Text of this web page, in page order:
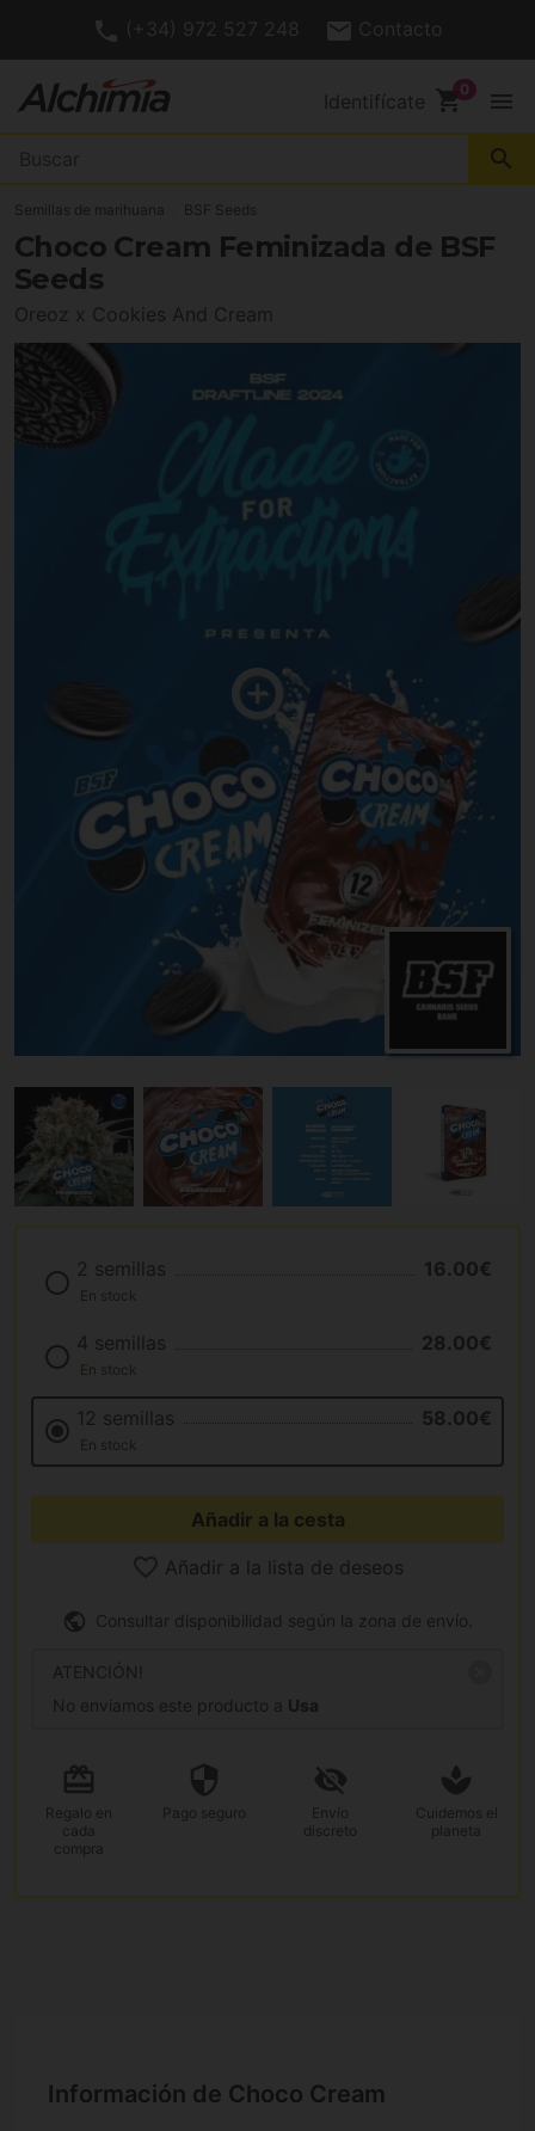
(+34) 972 527 248 Contacto
Identifícate shopping_cart menu
search
Semillas de marihuana BSF Seeds
Choco Cream Feminizada de BSF
Seeds
Oreoz x Cookies And Cream
2 semillas 16.00€
En stock
4 semillas 28.00€
En stock
12 semillas 58.00€
En stock
Añadir a la cesta
Añadir a la lista de deseos
Consultar disponibilidad según la zona de envío.
ATENCIÓN!
No enviamos este producto a Usa
Regalo en
cada
compra
Pago seguro
Envío
discreto
Cuidemos el
planeta
Información de Choco Cream